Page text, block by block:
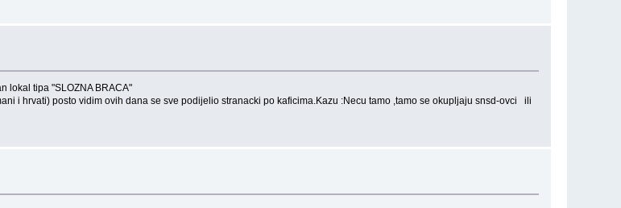
lokal tipa "SLOZNA BRACA"
i hrvati) posto vidim ovih dana se sve podijelio stranacki po kaficima.Kazu :Necu tamo ,tamo se okupljaju snsd-ovci ili